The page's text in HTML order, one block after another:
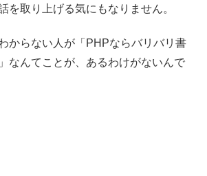
を取り上げる気にもなりません。
からない人が「PHPならバリバリ書
なんてことが、あるわけがないんで